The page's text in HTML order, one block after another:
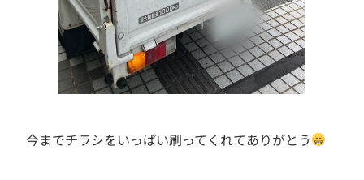
今までチラシをいっぱい刷ってくれてありがとう